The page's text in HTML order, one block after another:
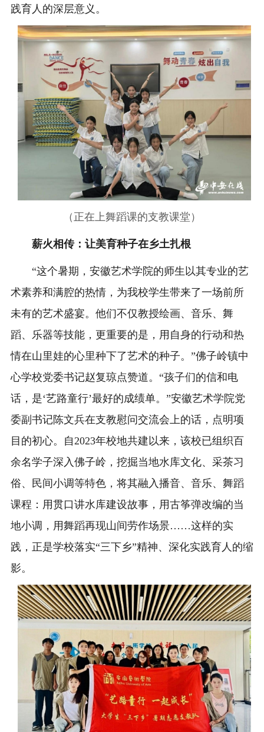
践育人的深层意义。
（正在上舞蹈课的支教课堂）
薪火相传：让美育种子在乡土扎根
“这个暑期，安徽艺术学院的师生以其专业的艺
术素养和满腔的热情，为我校学生带来了一场前所
未有的艺术盛宴。他们不仅教授绘画、音乐、舞
蹈、乐器等技能，更重要的是，用自身的行动和热
情在山里娃的心里种下了艺术的种子。”佛子岭镇中
心学校党委书记赵复琼点赞道。“孩子们的信和电
话，是‘艺路童行’最好的成绩单。”安徽艺术学院党
委副书记陈文兵在支教慰问交流会上的话，点明项
目的初心。自2023年校地共建以来，该校已组织百
余名学子深入佛子岭，挖掘当地水库文化、采茶习
俗、民间小调等特色，将其融入播音、音乐、舞蹈
课程：用贯口讲水库建设故事，用古筝弹改编的当
地小调，用舞蹈再现山间劳作场景……这样的实
践，正是学校落实“三下乡”精神、深化实践育人的缩
影。